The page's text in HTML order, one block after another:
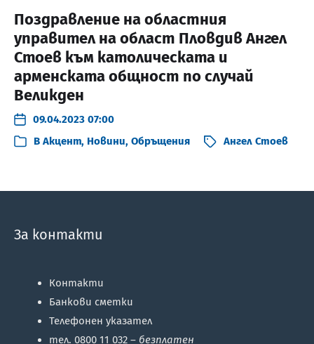
Поздравление на областния
управител на област Пловдив Ангел
Стоев към католическата и
арменската общност по случай
Великден
09.04.2023 07:00
В Акцент, Новини, Обръщения Ангел Стоев
За контакти
Контакти
Банкови сметки
Телефонен указател
тел. 0800 11 032 – безплатен